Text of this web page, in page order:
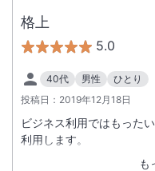
格上
5.0
40代 男性
ひとり
投稿日： 2019年12月18日
も
ビジネス利用ではもった
利用します。